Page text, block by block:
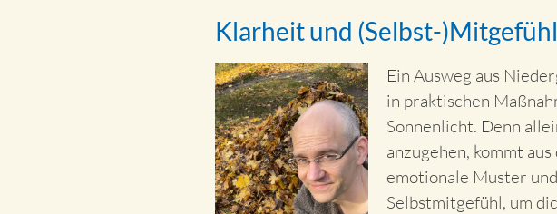
Klarheit und (Selbst-)Mitgefühl
Ein Ausweg aus
in praktischen
Sonnenlicht. Denn
anzugehen, kommt
emotionale Muster
Selbstmitgefühl, um